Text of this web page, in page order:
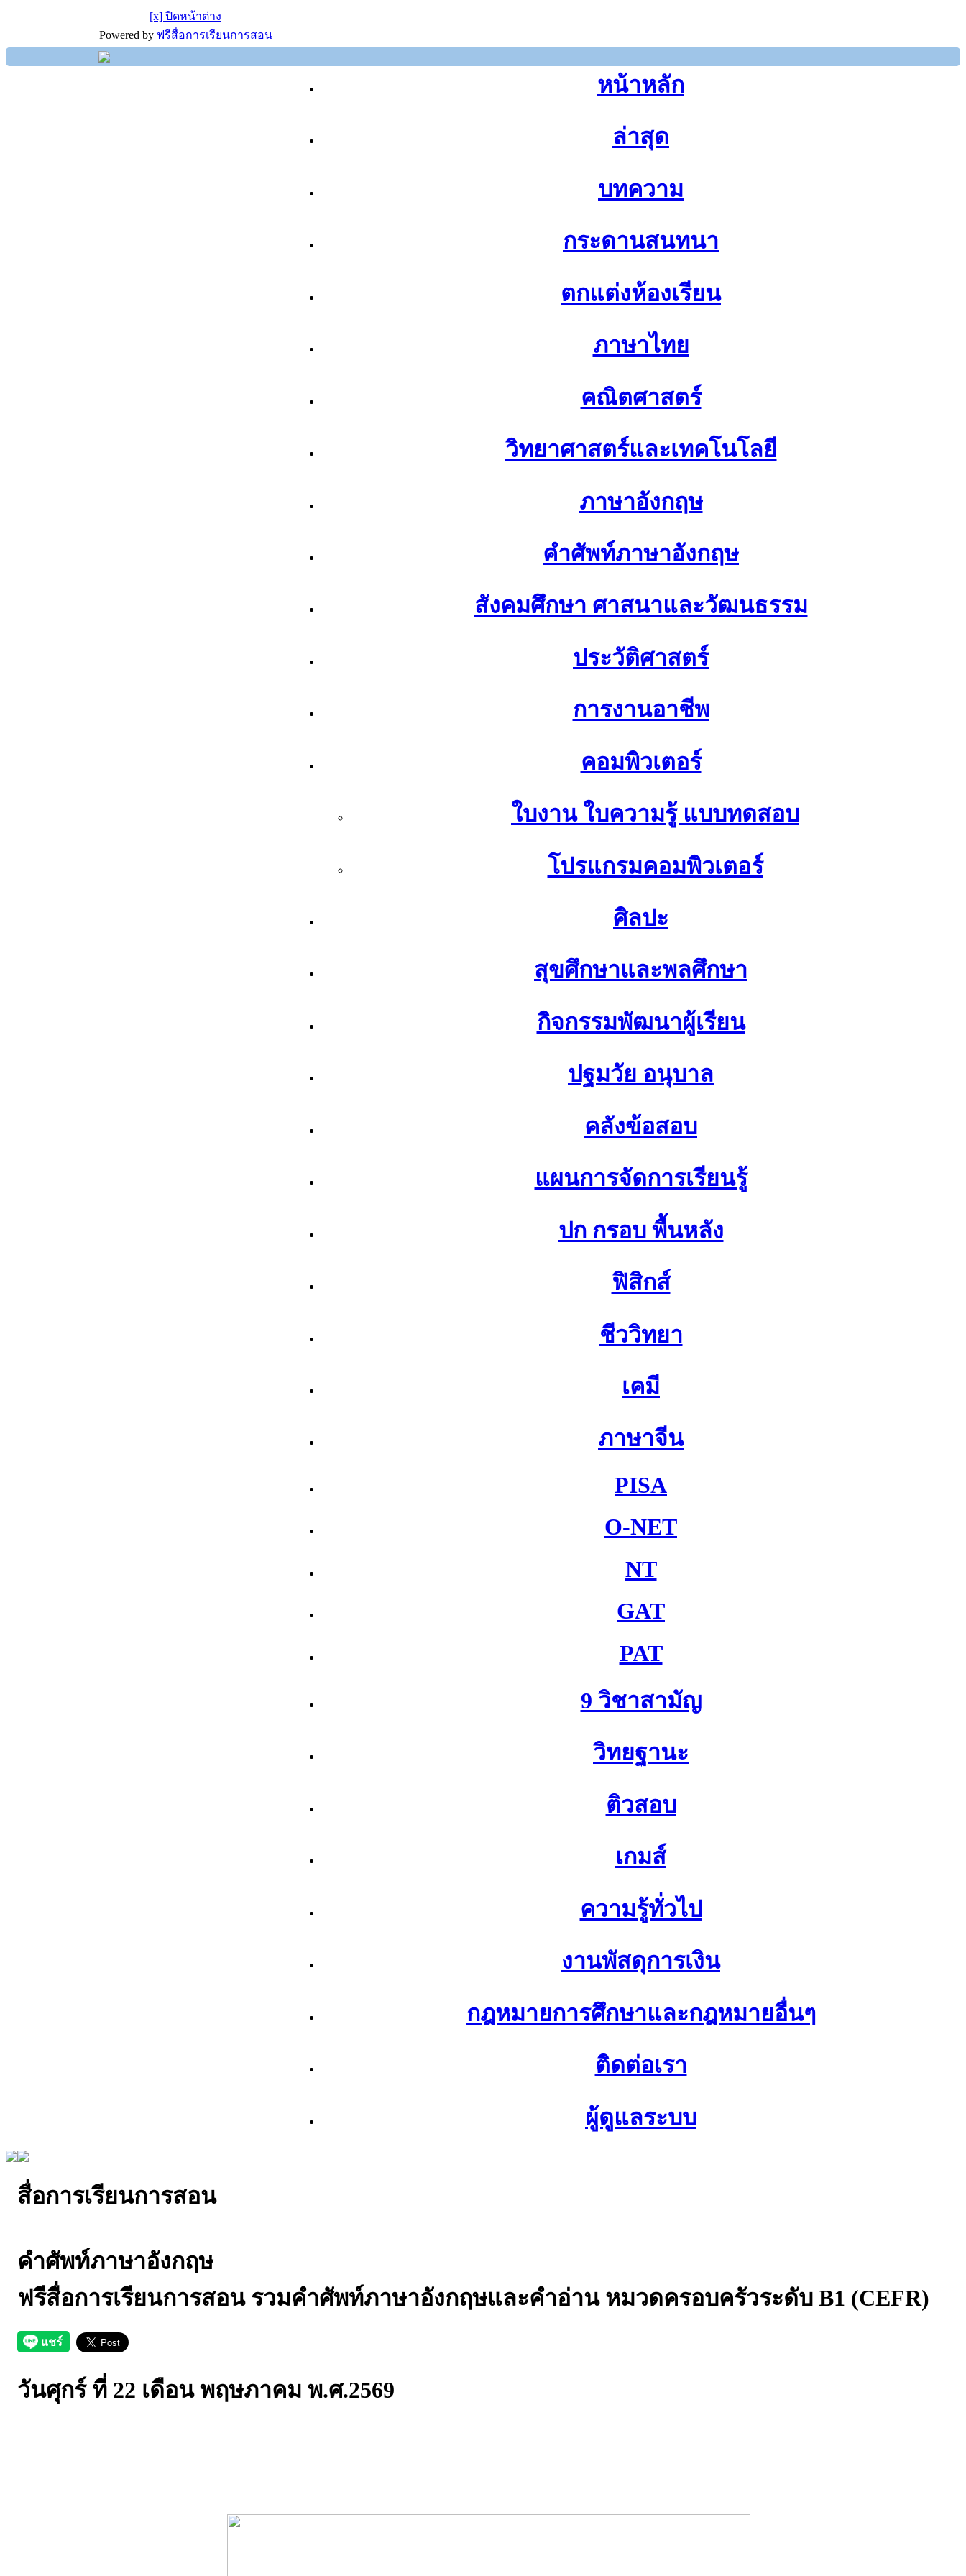
[x] ปิดหน้าต่าง
Powered by ฟรีสื่อการเรียนการสอน
หน้าหลัก
ล่าสุด
บทความ
กระดานสนทนา
ตกแต่งห้องเรียน
ภาษาไทย
คณิตศาสตร์
วิทยาศาสตร์และเทคโนโลยี
ภาษาอังกฤษ
คำศัพท์ภาษาอังกฤษ
สังคมศึกษา ศาสนาและวัฒนธรรม
ประวัติศาสตร์
การงานอาชีพ
คอมพิวเตอร์
ใบงาน ใบความรู้ แบบทดสอบ
โปรแกรมคอมพิวเตอร์
ศิลปะ
สุขศึกษาและพลศึกษา
กิจกรรมพัฒนาผู้เรียน
ปฐมวัย อนุบาล
คลังข้อสอบ
แผนการจัดการเรียนรู้
ปก กรอบ พื้นหลัง
ฟิสิกส์
ชีววิทยา
เคมี
ภาษาจีน
PISA
O-NET
NT
GAT
PAT
9 วิชาสามัญ
วิทยฐานะ
ติวสอบ
เกมส์
ความรู้ทั่วไป
งานพัสดุการเงิน
กฎหมายการศึกษาและกฎหมายอื่นๆ
ติดต่อเรา
ผู้ดูแลระบบ
สื่อการเรียนการสอน
คำศัพท์ภาษาอังกฤษ
ฟรีสื่อการเรียนการสอน รวมคำศัพท์ภาษาอังกฤษและคำอ่าน หมวดครอบครัวระดับ B1 (CEFR)
วันศุกร์ ที่ 22 เดือน พฤษภาคม พ.ศ.2569